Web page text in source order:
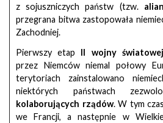
z sojuszniczych państw (tzw.
przegrana bitwa zastopowała
Zachodniej.
Pierwszy etap II wojny światowej
przez Niemców niemal połowy
terytoriach zainstalowano
niektórych państwach
kolaborujących rządów. W tym
we Francji, a następnie w